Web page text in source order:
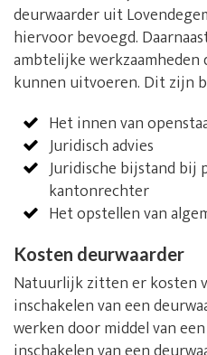
deurwaarder uit
hiervoor bevoegd.
ambtelijke
kunnen uitvoeren. Dit zijn
Het innen van
Juridisch advies
Juridische bijstand bij
kantonrechter
Het opstellen van
Kosten deurwaarder
Natuurlijk zitten er kosten
inschakelen van een
werken door middel van